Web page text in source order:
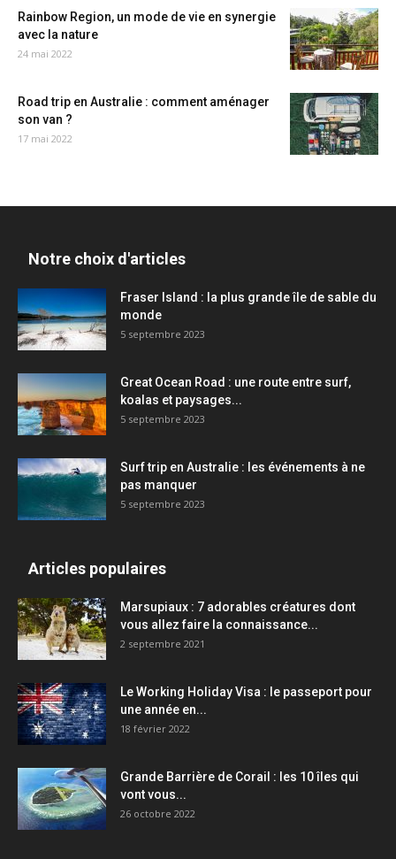
Rainbow Region, un mode de vie en synergie
avec la nature
24 mai 2022
Road trip en Australie : comment aménager
son van ?
17 mai 2022
Notre choix d'articles
Fraser Island : la plus grande île de sable du
monde
5 septembre 2023
Great Ocean Road : une route entre surf,
koalas et paysages...
5 septembre 2023
Surf trip en Australie : les événements à ne
pas manquer
5 septembre 2023
Articles populaires
Marsupiaux : 7 adorables créatures dont
vous allez faire la connaissance...
2 septembre 2021
Le Working Holiday Visa : le passeport pour
une année en...
18 février 2022
Grande Barrière de Corail : les 10 îles qui
vont vous...
26 octobre 2022